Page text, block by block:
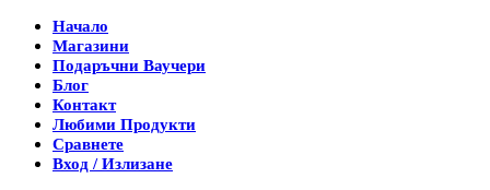
Начало
Магазини
Подаръчни Ваучери
Блог
Контакт
Любими Продукти
Сравнете
Вход / Излизане